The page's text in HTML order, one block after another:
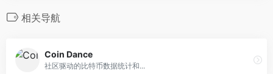
相关导航
Coin Dance
社区驱动的比特币数据统计和...